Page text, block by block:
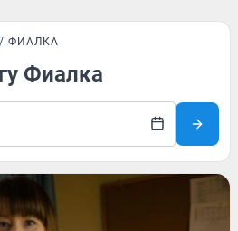
ФИАЛКА
Фиалка